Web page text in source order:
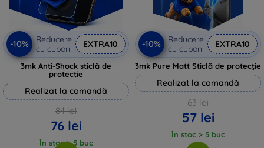
-10%
Reducere
cu cupon
EXTRA10
3mk Anti-Shock sticlă de
protecție
Realizat la comandă
84 lei
76 lei
În stoc > 5 buc
-10%
Reducere
cu cupon
EXTRA10
3mk Pure Matt Sticlă de protecție
Realizat la comandă
63 lei
57 lei
În stoc > 5 buc